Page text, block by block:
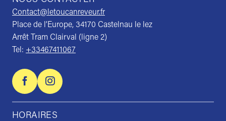
Contact@letoucanreveur.fr
Place de l’Europe, 34170 Castelnau le lez
Arrêt Tram Clairval (ligne 2)
Tel: +33467411067
HORAIRES